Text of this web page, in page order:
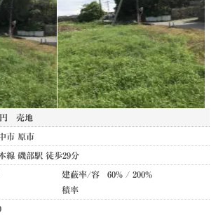
売地
市 原市
線 磯部駅 徒歩29分
建蔽率/容
積率
60% / 200%